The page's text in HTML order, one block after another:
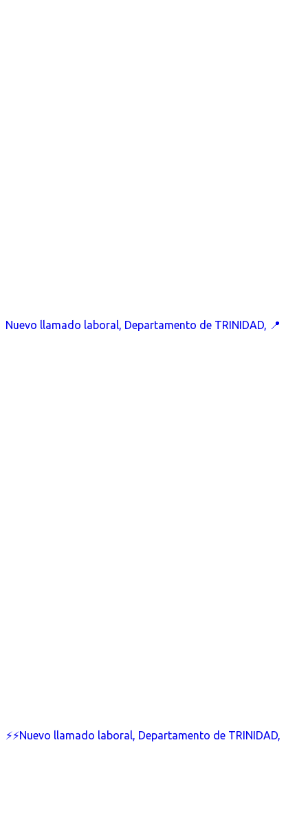
Nuevo llamado laboral, Departamento de TRINIDAD, 📍
⚡⚡Nuevo llamado laboral, Departamento de TRINIDAD,